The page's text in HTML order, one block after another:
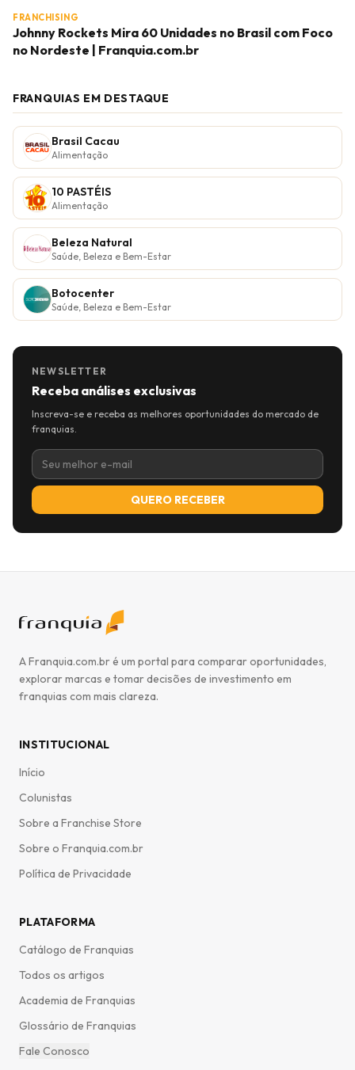
FRANCHISING
Johnny Rockets Mira 60 Unidades no Brasil com Foco
no Nordeste | Franquia.com.br
FRANQUIAS EM DESTAQUE
Brasil Cacau
Alimentação
10 PASTÉIS
Alimentação
Beleza Natural
Saúde, Beleza e Bem-Estar
Botocenter
Saúde, Beleza e Bem-Estar
NEWSLETTER
Receba análises exclusivas
Inscreva-se e receba as melhores oportunidades do mercado de
franquias.
QUERO RECEBER
A Franquia.com.br é um portal para comparar oportunidades,
explorar marcas e tomar decisões de investimento em
franquias com mais clareza.
INSTITUCIONAL
Início
Colunistas
Sobre a Franchise Store
Sobre o Franquia.com.br
Política de Privacidade
PLATAFORMA
Catálogo de Franquias
Todos os artigos
Academia de Franquias
Glossário de Franquias
Fale Conosco